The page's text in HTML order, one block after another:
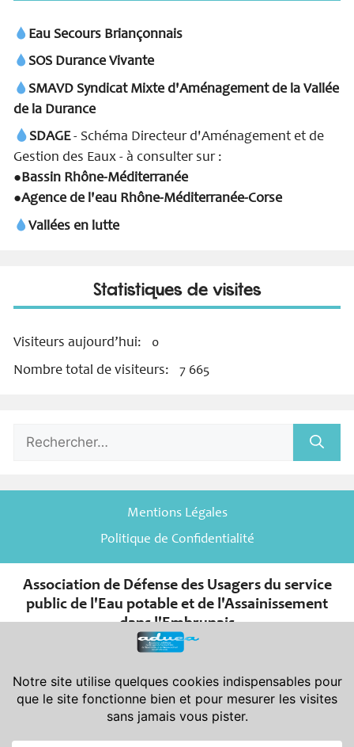
Eau Secours Briançonnais
SOS Durance Vivante
SMAVD Syndicat Mixte d'Aménagement de la Vallée
de la Durance
SDAGE- Schéma Directeur d'Aménagement et de
Gestion des Eaux - à consulter sur :
●Bassin Rhône-Méditerranée
●Agence de l'eau Rhône-Méditerranée-Corse
Vallées en lutte
Statistiques de visites
Visiteurs aujourd’hui: 0
Nombre total de visiteurs: 7 665
Rechercher :
Mentions Légales
Politique de Confidentialité
Association de Défense des Usagers du service
public de l'Eau potable et de l'Assainissement
dans l'Embrunais
erjuillet 1901 et de son décret d’application
Déclarée en Préfecture des Hautes-Alpes le 08-11-2007 sous le
n° W052001966 - Publiée au J.O. le 24-11-2007
Siège Social : Aduea - 6 rue Saint-Pierre - 05200 Embrun
Siège Administratif : Aduea - 47 rue Victor Maurel - 05200 Embrun